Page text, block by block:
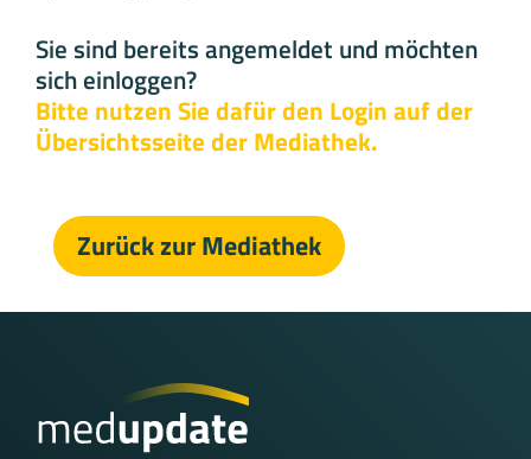
Sie sind bereits angemeldet und möchten
sich einloggen?
Bitte nutzen Sie dafür den Login auf der
Übersichtsseite der Mediathek.
Zurück zur Mediathek